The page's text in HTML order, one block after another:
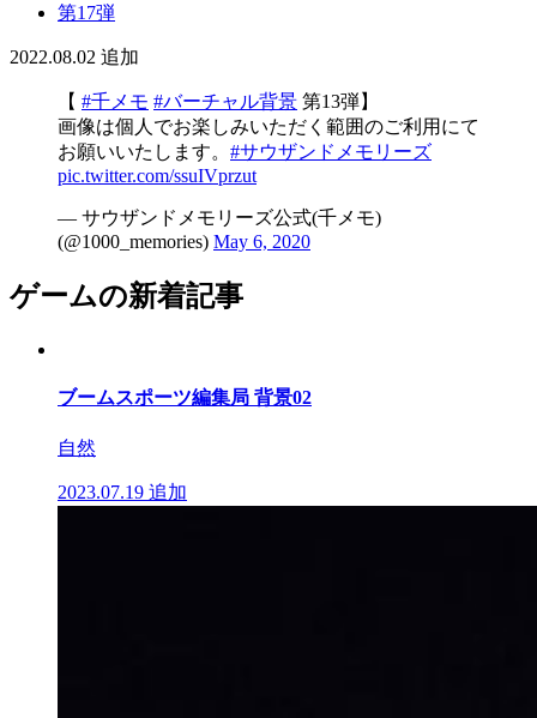
第17弾
2022.08.02 追加
【 #千メモ #バーチャル背景 第13弾】
画像は個人でお楽しみいただく範囲のご利用にて
お願いいたします。 #サウザンドメモリーズ
pic.twitter.com/ssuIVprzut
— サウザンドメモリーズ公式(千メモ)
(@1000_memories) May 6, 2020
ゲームの新着記事
ブームスポーツ編集局 背景02
自然
2023.07.19 追加